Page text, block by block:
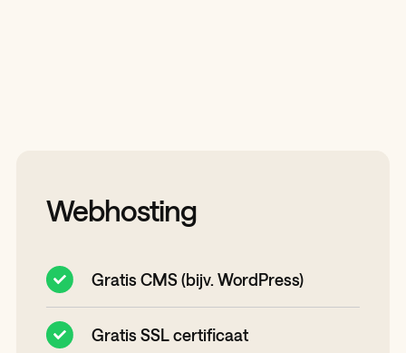
Webhosting
Gratis CMS (bijv. WordPress)
Gratis SSL certificaat